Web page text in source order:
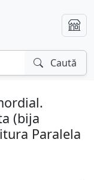
Caută
(bija
Paralela